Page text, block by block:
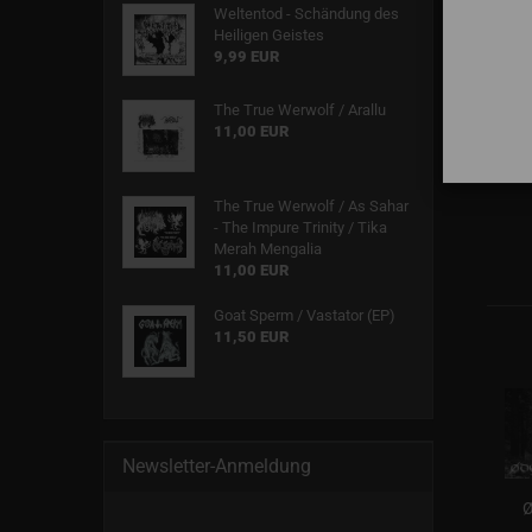
Weltentod - Schändung des
Heiligen Geistes
9,99 EUR
The True Werwolf / Arallu
11,00 EUR
The True Werwolf / As Sahar
- The Impure Trinity / Tika
Merah Mengalia
11,00 EUR
Goat Sperm / Vastator (EP)
11,50 EUR
Newsletter-Anmeldung